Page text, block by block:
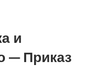
и
— Приказ